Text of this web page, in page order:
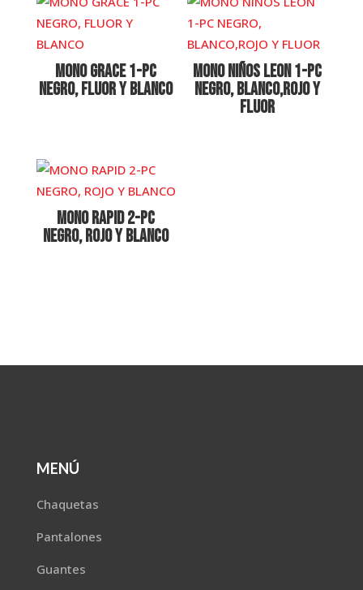
MONO GRACE 1-PC
NEGRO, FLUOR Y BLANCO
MONO NIÑOS LEON 1-PC
NEGRO, BLANCO,ROJO Y
FLUOR
MONO RAPID 2-PC
NEGRO, ROJO Y BLANCO
MENÚ
Chaquetas
Pantalones
Guantes